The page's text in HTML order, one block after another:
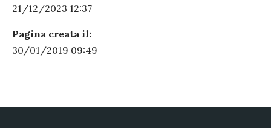
21/12/2023 12:37
Pagina creata il:
30/01/2019 09:49